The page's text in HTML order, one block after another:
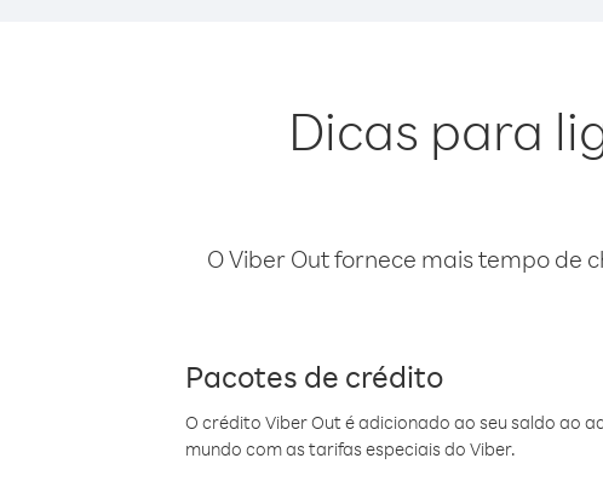
Dicas para
O Viber Out fornece mais tempo de
Pacotes de crédito
O crédito Viber Out é adicionado ao seu saldo ao
mundo com as tarifas especiais do Viber.